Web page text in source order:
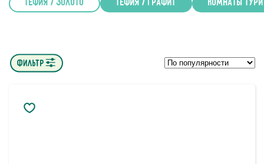
Тефия / Золото Тефия / Графит Комнаты